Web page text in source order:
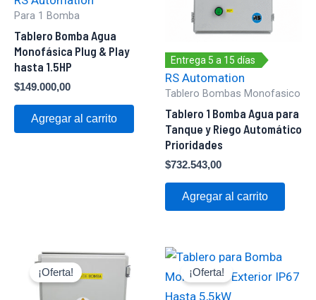
Para 1 Bomba
Tablero Bomba Agua
Monofásica Plug & Play
hasta 1.5HP
$149.000,00
Agregar al carrito
Entrega 5 a 15 días
RS Automation
Tablero Bombas Monofasico
Tablero 1 Bomba Agua para
Tanque y Riego Automático
Prioridades
$732.543,00
Agregar al carrito
¡Oferta!
Original
price
was:
$413.000,00.
Current
price
is:
$324.035,00.
¡Oferta!
Original
was:
$313.000,00.
is: